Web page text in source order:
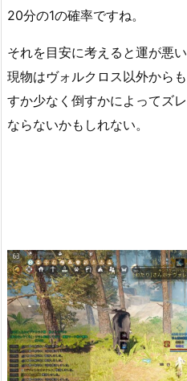
20分の1の確率ですね。
それを目安に考えると運が悪
現物はヴォルクロス以外から
すか少なく倒すかによってズ
ならないかもしれない。